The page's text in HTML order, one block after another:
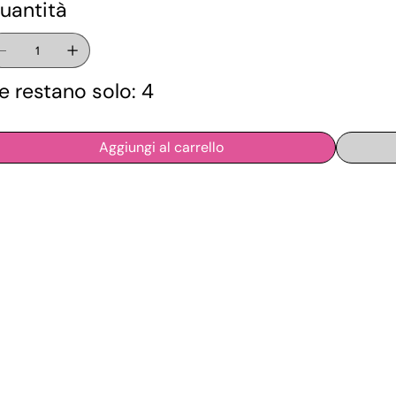
restano solo: 4
Aggiungi al carrello